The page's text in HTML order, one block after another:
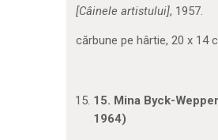
[Câinele artistului], 1957.
cărbune pe hârtie, 20 x 14
15. Mina Byck-
1964)